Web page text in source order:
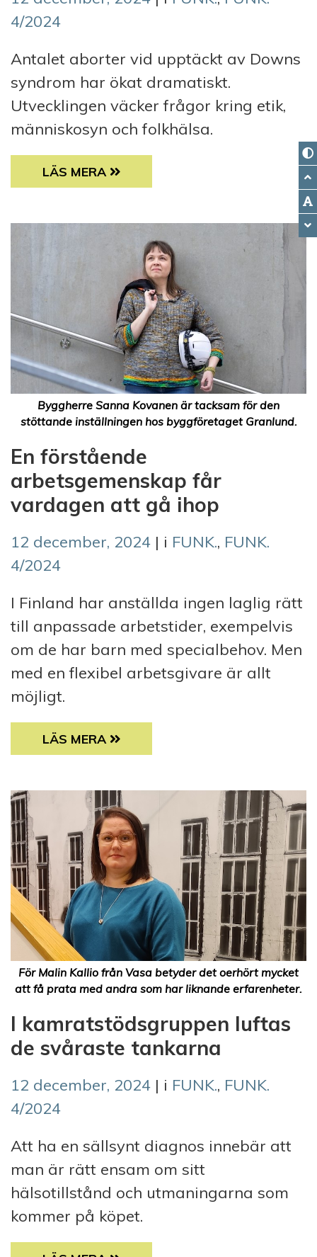
4/2024
Antalet aborter vid upptäckt av Downs
syndrom har ökat dramatiskt.
Utvecklingen väcker frågor kring etik,
människosyn och folkhälsa.
”SKA ALLA VARA LIKADANA?” – ALLT
LÄS MERA
Byggherre Sanna Kovanen är tacksam för den
stöttande inställningen hos byggföretaget Granlund.
En förstående
arbetsgemenskap får
vardagen att gå ihop
12 december, 2024 | i FUNK., FUNK.
4/2024
I Finland har anställda ingen laglig rätt
till anpassade arbetstider, exempelvis
om de har barn med specialbehov. Men
med en flexibel arbetsgivare är allt
möjligt.
EN FÖRSTÅENDE ARBETSGEMENSKAP FÅR
LÄS MERA
För Malin Kallio från Vasa betyder det oerhört mycket
att få prata med andra som har liknande erfarenheter.
I kamratstödsgruppen luftas
de svåraste tankarna
12 december, 2024 | i FUNK., FUNK.
4/2024
Att ha en sällsynt diagnos innebär att
man är rätt ensam om sitt
hälsotillstånd och utmaningarna som
kommer på köpet.